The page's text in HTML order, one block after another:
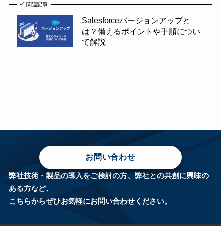
関連記事
Salesforceバージョンアップと
は？備えるポイントや手順につい
て解説
お問い合わせ
弊社技術・製品の導入をご検討の方、弊社との共創に興味の
ある方など、
こちらからぜひお気軽にお問い合わせください。